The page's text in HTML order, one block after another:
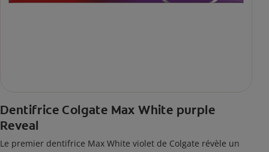
Dentifrice Colgate Max White purple
Reveal
Le premier dentifrice Max White violet de Colgate révèle un